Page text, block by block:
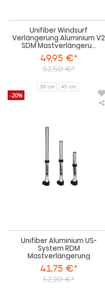
Unifiber Windsurf
Verlängerung Aluminium V2
SDM Mastverlängeru...
49,95 €*
52,50 €*
30 cm 45 cm
-20%
Unifiber Aluminium US-
System RDM
Mastverlängerung
41,75 €*
52,20 €*